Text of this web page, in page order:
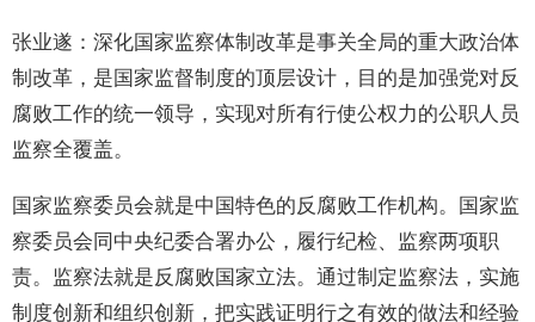
张业遂：深化国家监察体制改革是事关全局的重大政治体
制改革，是国家监督制度的顶层设计，目的是加强党对反
腐败工作的统一领导，实现对所有行使公权力的公职人员
监察全覆盖。
国家监察委员会就是中国特色的反腐败工作机构。国家监
察委员会同中央纪委合署办公，履行纪检、监察两项职
责。监察法就是反腐败国家立法。通过制定监察法，实施
制度创新和组织创新，把实践证明行之有效的做法和经验